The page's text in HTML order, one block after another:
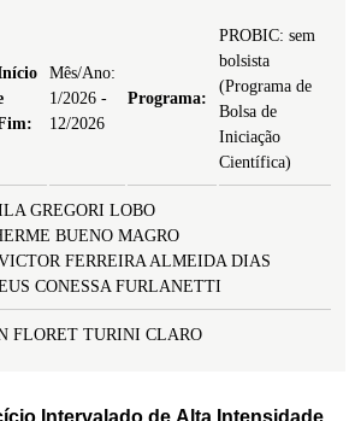
Mês/Ano:
1/2026 -
12/2026
Programa:
PROBIC: sem
bolsista
(Programa de
Bolsa de
Iniciação
Científica)
GREGORI LOBO
BUENO MAGRO
FERREIRA ALMEIDA DIAS
CONESSA FURLANETTI
FLORET TURINI CLARO